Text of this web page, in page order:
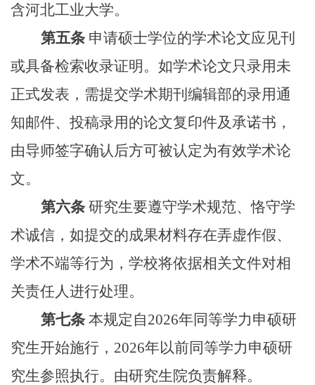
含河北工业大学。
第五条申请硕士学位的学术论文应见刊
或具备检索收录证明。如学术论文只录用未
正式发表，需提交学术期刊编辑部的录用通
知邮件、投稿录用的论文复印件及承诺书，
由导师签字确认后方可被认定为有效学术论
文。
第六条研究生要遵守学术规范、恪守学
术诚信，如提交的成果材料存在弄虚作假、
学术不端等行为，学校将依据相关文件对相
关责任人进行处理。
第七条本规定自2026年同等学力申硕研
究生开始施行，2026年以前同等学力申硕研
究生参照执行。由研究生院负责解释。